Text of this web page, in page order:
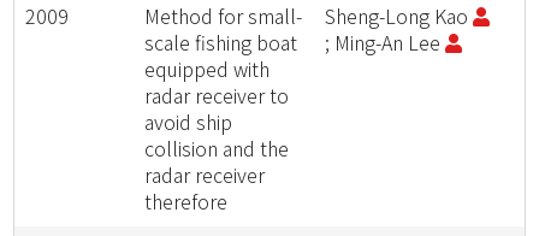
2009
Method for small-
scale fishing boat
equipped with
radar receiver to
avoid ship
collision and the
radar receiver
therefore
Sheng-Long Kao
; Ming-An Lee